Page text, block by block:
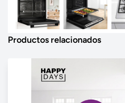
Productos relacionados